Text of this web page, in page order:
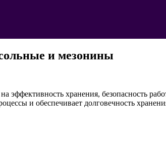
и мезонины
эффективность хранения, безопасность
и обеспечивает долговечность